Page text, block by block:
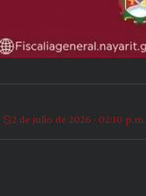
2 de julio de 2026 · 02:10 p.m.